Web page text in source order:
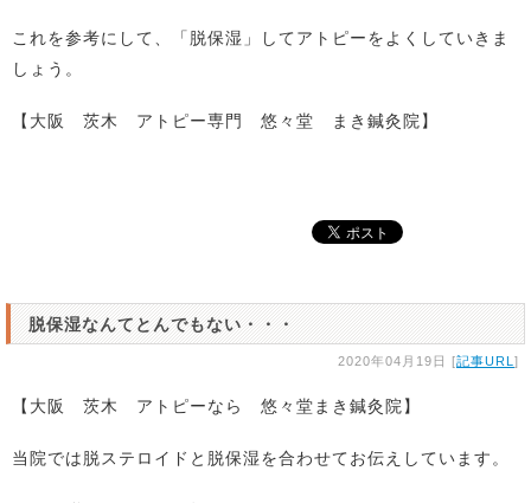
これを参考にして、「脱保湿」してアトピーをよくしていきま
しょう。
【大阪 茨木 アトピー専門 悠々堂 まき鍼灸院】
脱保湿なんてとんでもない・・・
2020年04月19日 [記事URL ]
【大阪 茨木 アトピーなら 悠々堂まき鍼灸院】
当院では脱ステロイドと脱保湿を合わせてお伝えしています。